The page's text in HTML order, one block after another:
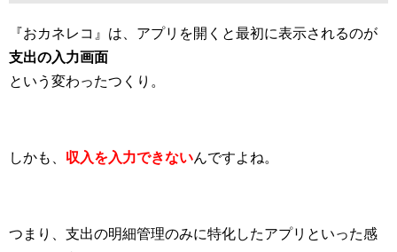
『おカネレコ』は、アプリを開くと最初に表示されるのが
支出の入力画面
という変わったつくり。
しかも、 収入を入力できないんですよね。
つまり、支出の明細管理のみに特化したアプリといった感